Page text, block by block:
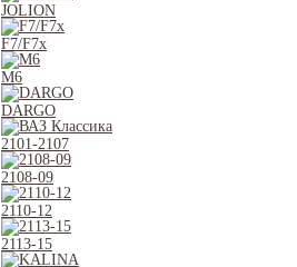
JOLION
F7/F7x
M6
DARGO
2101-2107
2108-09
2110-12
2113-15